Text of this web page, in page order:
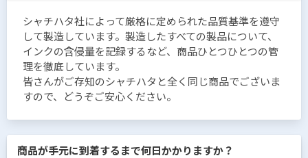
シャチハタ社によって厳格に定められた品質基準を遵守
して製造しています。製造したすべての製品について、
インクの含侵量を記録するなど、商品ひとつひとつの管
理を徹底しています。
皆さんがご存知のシャチハタと全く同じ商品でございま
すので、どうぞご安心ください。
商品が手元に到着するまで何日かかりますか？